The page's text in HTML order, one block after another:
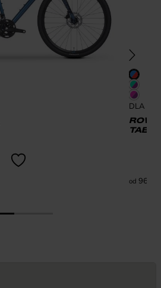
DLA
od 969